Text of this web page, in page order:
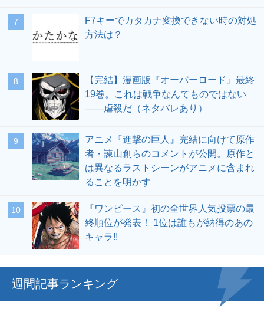
F7キーでカタカナ変換できない時の対処
方法は？
【完結】漫画版『オーバーロード』最終
19巻。これは戦争なんてものではない
――虐殺だ（ネタバレあり）
アニメ『進撃の巨人』完結に向けて原作
者・諫山創らのコメントが公開。原作と
は異なるラストシーンがアニメに含まれ
ることを明かす
『ワンピース』初の全世界人気投票の最
終順位が発表！ 1位は誰もが納得のあの
キャラ!!
週間記事ランキング